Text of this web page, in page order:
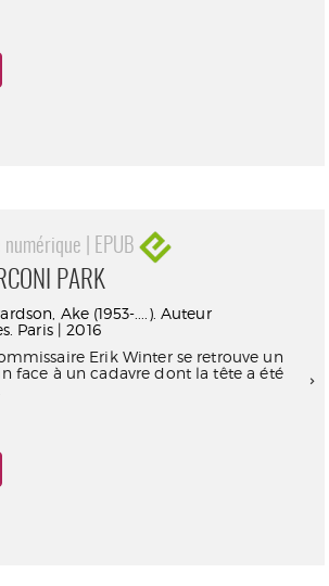
numérique | EPUB
PARK
Ake (1953-....). Auteur
Paris | 2016
Erik Winter se retrouve un
face à un cadavre dont la tête a été